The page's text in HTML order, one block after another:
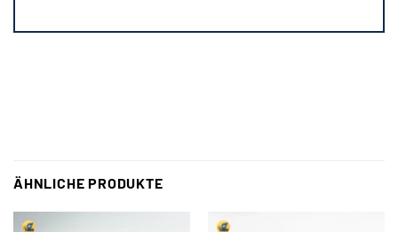
ÄHNLICHE PRODUKTE